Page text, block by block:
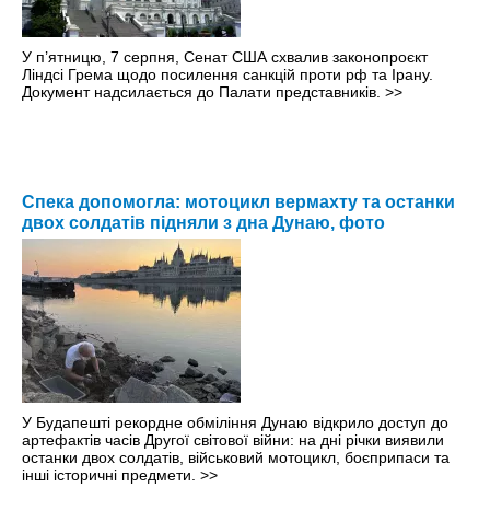
У п’ятницю, 7 серпня, Сенат США схвалив законопроєкт
Ліндсі Грема щодо посилення санкцій проти рф та Ірану.
Документ надсилається до Палати представників. >>
Спека допомогла: мотоцикл вермахту та останки
двох солдатів підняли з дна Дунаю, фото
У Будапешті рекордне обміління Дунаю відкрило доступ до
артефактів часів Другої світової війни: на дні річки виявили
останки двох солдатів, військовий мотоцикл, боєприпаси та
інші історичні предмети. >>